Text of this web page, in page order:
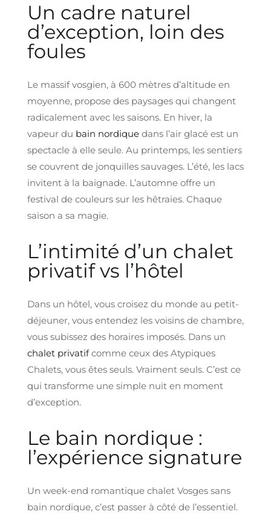
Un cadre naturel
d’exception, loin des
foules
Le massif vosgien, à 600 mètres d’altitude en
moyenne, propose des paysages qui changent
radicalement avec les saisons. En hiver, la
vapeur du bain nordique dans l’air glacé est un
spectacle à elle seule. Au printemps, les sentiers
se couvrent de jonquilles sauvages. L’été, les lacs
invitent à la baignade. L’automne offre un
festival de couleurs sur les hêtraies. Chaque
saison a sa magie.
L’intimité d’un chalet
privatif vs l’hôtel
Dans un hôtel, vous croisez du monde au petit-
déjeuner, vous entendez les voisins de chambre,
vous subissez des horaires imposés. Dans un
chalet privatifcomme ceux des Atypiques
Chalets, vous êtes seuls. Vraiment seuls. C’est ce
qui transforme une simple nuit en moment
d’exception.
Le bain nordique :
l’expérience signature
Un week-end romantique chalet Vosges sans
bain nordique, c’est passer à côté de l’essentiel.